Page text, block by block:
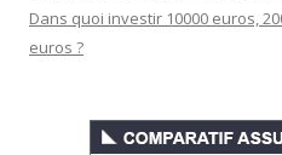
Dans quoi investir 10000 euros,
euros ?